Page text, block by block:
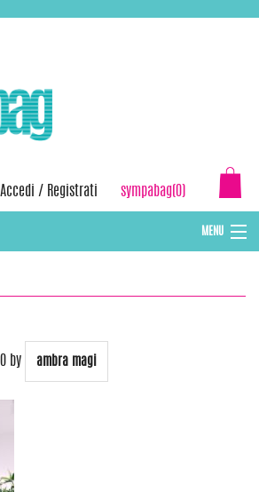
Accedi / Registrati sympabag(0)
MENU
by ambra magi